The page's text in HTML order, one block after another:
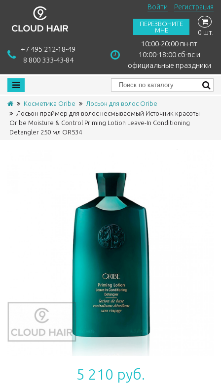
+7 495 212-18-49
8 800 333-43-84
10:00-20:00 пн-пт
10:00-18:00 сб-вс и
официальные праздники
Войти Регистрация
ПЕРЕЗВОНИТЕ
МНЕ
0 шт.
Косметика Oribe
Лосьон для волос Oribe
Лосьон-праймер для волос несмываемый Источник красоты
Oribe Moisture & Control Priming Lotion Leave-In Conditioning
Detangler 250 мл OR534
5 210 руб.